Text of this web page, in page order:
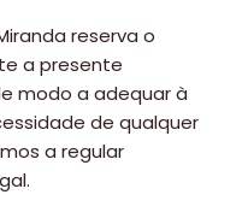
reserva o
a presente
modo a adequar à
de qualquer
a regular